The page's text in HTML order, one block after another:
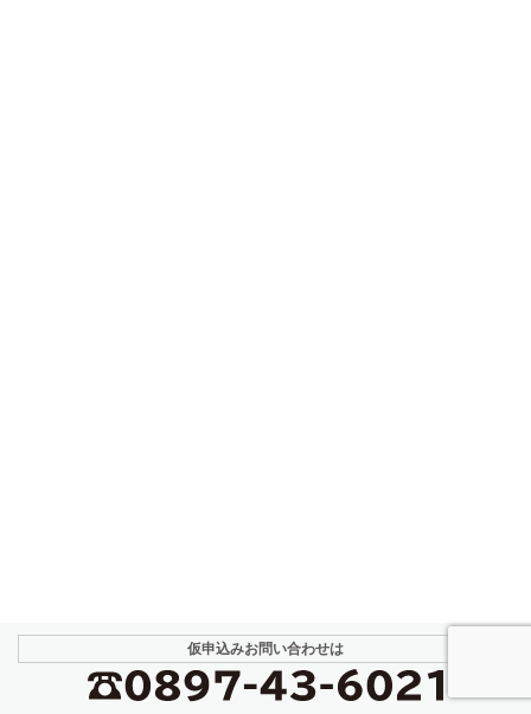
仮申込みお問い合わせは